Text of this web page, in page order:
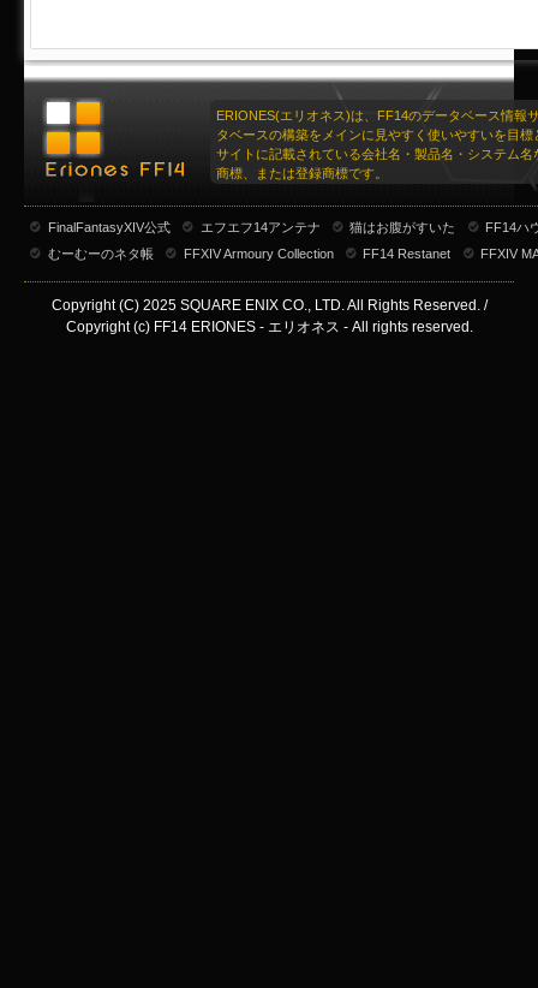
ERIONES(エリオネス)は、FF14のデータベース情報
タベースの構築をメインに見やすく使いやすいを目標
サイトに記載されている会社名・製品名・システム名
商標、または登録商標です。
FinalFantasyXIV公式 エフエフ14アンテナ 猫はお腹がすいた
FF14ハ
むーむーのネタ帳
FFXIV Armoury Collection FF14 Restanet FFXIV
Copyright (C) 2025 SQUARE ENIX CO., LTD. All Rights Reserved. /
Copyright (c) FF14 ERIONES - エリオネス - All rights reserved.